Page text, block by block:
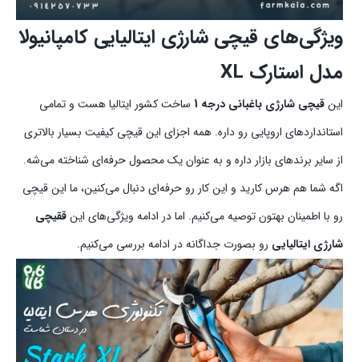
ویژگی‌های قیچی شارژی ایتالیایی کامپانیولا
مدل استارک XL
اینقیچی شارژی باغبانی درجه 1
ساخت کشور ایتالیا هست و تمامی
استانداردهای اروپایی رو داره. همه اجزای این قیچی کیفیت بسیار بالاتری
از سایر برندهای بازار داره و به عنوان یک محصول حرفه‌ای شناخته می‌شه.
اگه شما هم هرس کارید و این کار رو حرفه‌ای دنبال می‌کنین، ما این قیچی
رو با اطمینان بهتون توصیه می‌کنیم. اما در ادامه ویژگی‌های اینققیچی
شارژی ایتالیایی رو بصورت جداگانه در ادامه بررسی می‌کنیم.